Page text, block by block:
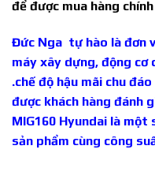
để được mua hàng
Đức Nga tự hào là đơn
máy xây dựng, động cơ
.chế độ hậu mãi chu
được khách hàng đánh
MIG160 Hyundai là một
sản phẩm cùng công